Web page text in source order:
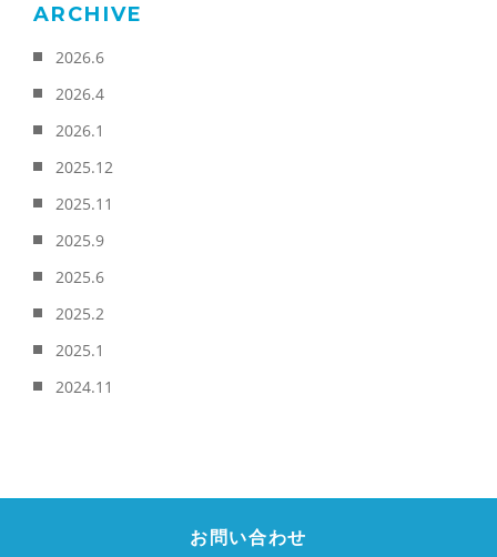
ARCHIVE
2026.6
2026.4
2026.1
2025.12
2025.11
2025.9
2025.6
2025.2
2025.1
2024.11
お問い合わせ